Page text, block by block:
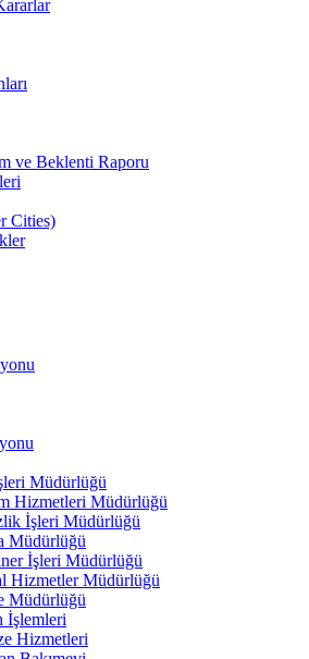
ve Beklenti Raporu
Cities)
Müdürlüğü
Hizmetleri Müdürlüğü
İşleri Müdürlüğü
Müdürlüğü
İşleri Müdürlüğü
Hizmetler Müdürlüğü
Müdürlüğü
İşlemleri
Hizmetleri